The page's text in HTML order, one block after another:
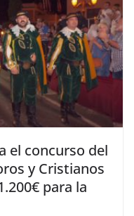
el concurso del
y Cristianos
para la